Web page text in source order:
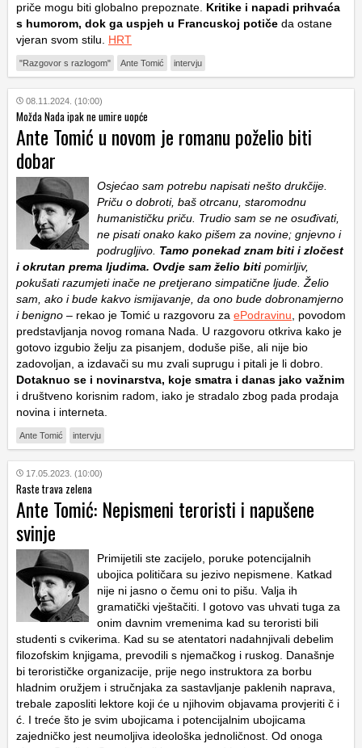
priče mogu biti globalno prepoznate. Kritike i napadi prihvaća
s humorom, dok ga uspjeh u Francuskoj potiče da ostane
vjeran svom stilu. HRT
"Razgovor s razlogom" Ante Tomić intervju
08.11.2024. (10:00)
Možda Nada ipak ne umire uopće
Ante Tomić u novom je romanu poželio biti
dobar
Osjećao sam potrebu napisati nešto drukčije.
Priču o dobroti, baš otrcanu, staromodnu
humanističku priču. Trudio sam se ne osuđivati,
ne pisati onako kako pišem za novine; gnjevno i
podrugljivo. Tamo ponekad znam biti i zločest
i okrutan prema ljudima. Ovdje sam želio biti pomirljiv,
pokušati razumjeti inače ne pretjerano simpatične ljude. Želio
sam, ako i bude kakvo ismijavanje, da ono bude dobronamjerno
i benigno – rekao je Tomić u razgovoru za ePodravinu , povodom
predstavljanja novog romana Nada. U razgovoru otkriva kako je
gotovo izgubio želju za pisanjem, doduše piše, ali nije bio
zadovoljan, a izdavači su mu zvali suprugu i pitali je li dobro.
Dotaknuo se i novinarstva, koje smatra i danas jako važnim
i društveno korisnim radom, iako je stradalo zbog pada prodaja
novina i interneta.
Ante Tomić intervju
17.05.2023. (10:00)
Raste trava zelena
Ante Tomić: Nepismeni teroristi i napušene
svinje
Primijetili ste zacijelo, poruke potencijalnih
ubojica političara su jezivo nepismene. Katkad
nije ni jasno o čemu oni to pišu. Valja ih
gramatički vještačiti. I gotovo vas uhvati tuga za
onim davnim vremenima kad su teroristi bili
studenti s cvikerima. Kad su se atentatori nadahnjivali debelim
filozofskim knjigama, prevodili s njemačkog i ruskog. Današnje
bi terorističke organizacije, prije nego instruktora za borbu
hladnim oružjem i stručnjaka za sastavljanje paklenih naprava,
trebale zaposliti lektore koji će u njihovim objavama provjeriti č i
ć. I treće što je svim ubojicama i potencijalnim ubojicama
zajedničko jest neumoljiva ideološka jednoličnost. Od onoga